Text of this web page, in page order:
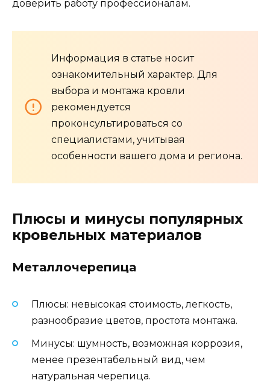
доверить работу профессионалам.
Информация в статье носит
ознакомительный характер. Для
выбора и монтажа кровли
рекомендуется
проконсультироваться со
специалистами, учитывая
особенности вашего дома и региона.
Плюсы и минусы популярных
кровельных материалов
Металлочерепица
Плюсы: невысокая стоимость, легкость,
разнообразие цветов, простота монтажа.
Минусы: шумность, возможная коррозия,
менее презентабельный вид, чем
натуральная черепица.